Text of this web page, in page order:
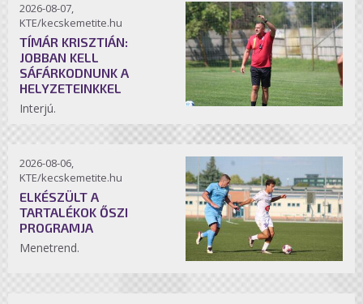
2026-08-07,
KTE/kecskemetite.hu
TÍMÁR KRISZTIÁN:
JOBBAN KELL
SÁFÁRKODNUNK A
HELYZETEINKKEL
Interjú.
2026-08-06,
KTE/kecskemetite.hu
ELKÉSZÜLT A
TARTALÉKOK ŐSZI
PROGRAMJA
Menetrend.